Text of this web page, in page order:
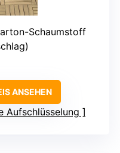
Schaumstoff
ANSEHEN
Aufschlüsselung